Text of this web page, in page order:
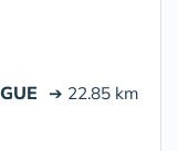
➔ 22.85 km